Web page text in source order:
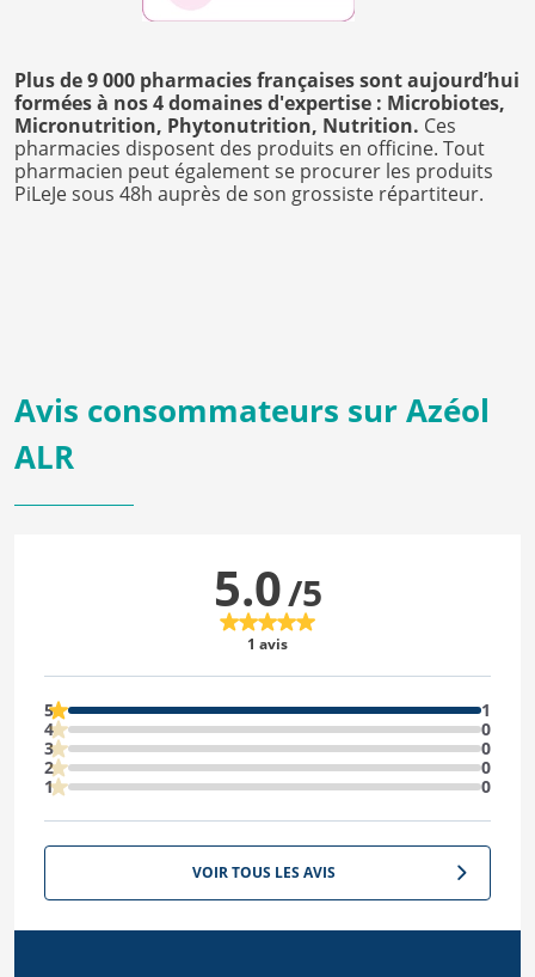
Plus de 9 000 pharmacies françaises sont aujourd’hui
formées à nos 4 domaines d'expertise : Microbiotes,
Micronutrition, Phytonutrition, Nutrition. Ces
pharmacies disposent des produits en officine. Tout
pharmacien peut également se procurer les produits
PiLeJe sous 48h auprès de son grossiste répartiteur.
Avis consommateurs sur Azéol
ALR
5.0/5
1 avis
5
1
4
0
3
0
2
0
1
0
VOIR TOUS LES AVIS